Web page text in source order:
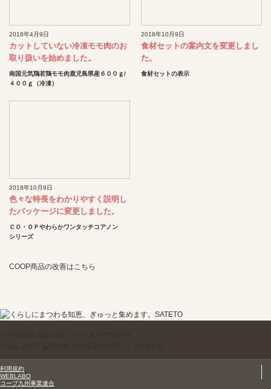
2018年4月9日
カットしていない冷凍モモ肉のお
取り扱いを始めました。
南国元気鶏若鶏モモ肉鹿児島県産６００ｇ/
４００ｇ（冷凍）
2018年10月9日
食材セットの案内文を変更しまし
た。
食材セットの表示
2018年10月9日
色々な特長をわかりやすく説明し
たパッケージに変更しました。
ＣＯ・ＯＰやわらかワンタッチコアノン
シリーズ
COOP商品の改善はこちら
利用規約
WEBLABO
コープ九州事業連合